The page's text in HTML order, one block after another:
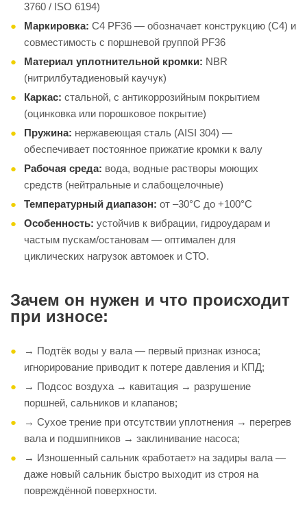
3760 / ISO 6194)
Маркировка: C4 PF36 — обозначает конструкцию (C4) и
совместимость с поршневой группой PF36
Материал уплотнительной кромки: NBR
(нитрилбутадиеновый каучук)
Каркас: стальной, с антикоррозийным покрытием
(оцинковка или порошковое покрытие)
Пружина: нержавеющая сталь (AISI 304) —
обеспечивает постоянное прижатие кромки к валу
Рабочая среда: вода, водные растворы моющих
средств (нейтральные и слабощелочные)
Температурный диапазон: от –30°C до +100°C
Особенность: устойчив к вибрации, гидроударам и
частым пускам/остановам — оптимален для
циклических нагрузок автомоек и СТО.
Зачем он нужен и что происходит
при износе:
→ Подтёк воды у вала — первый признак износа;
игнорирование приводит к потере давления и КПД;
→ Подсос воздуха → кавитация → разрушение
поршней, сальников и клапанов;
→ Сухое трение при отсутствии уплотнения → перегрев
вала и подшипников → заклинивание насоса;
→ Изношенный сальник «работает» на задиры вала —
даже новый сальник быстро выходит из строя на
повреждённой поверхности.